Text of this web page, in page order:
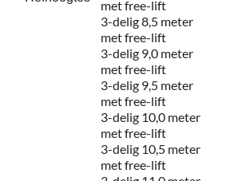
met free-lift
3-delig 8,5 meter
met free-lift
3-delig 9,0 meter
met free-lift
3-delig 9,5 meter
met free-lift
3-delig 10,0 meter
met free-lift
3-delig 10,5 meter
met free-lift